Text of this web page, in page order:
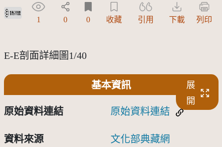
受著作權法保護-僅限於本平台有限度公開瀏覽
1 0 0 收藏 引用 下載 列印
E-E剖面詳細圖1/40
基本資訊
展
開
原始資料連結 原始資料連結
資料來源 文化部典藏網